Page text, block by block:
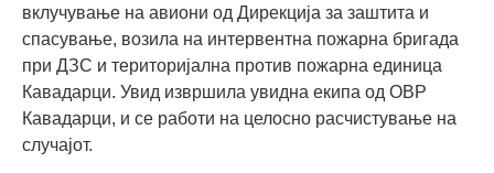
вклучување на авиони од Дирекција за заштита и
спасување, возила на интервентна пожарна бригада
при ДЗС и територијална против пожарна единица
Кавадарци. Увид извршила увидна екипа од ОВР
Кавадарци, и се работи на целосно расчистување на
случајот.